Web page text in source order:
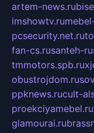
artem-news.ru
imshowtv.ru
pcsecurity.net.ru
fan-cs.rusanteh-
tmmotors.spb.ru
obustrojdom.ru
ppknews.rucult-
proekciyamebel.ru
glamourai.ru